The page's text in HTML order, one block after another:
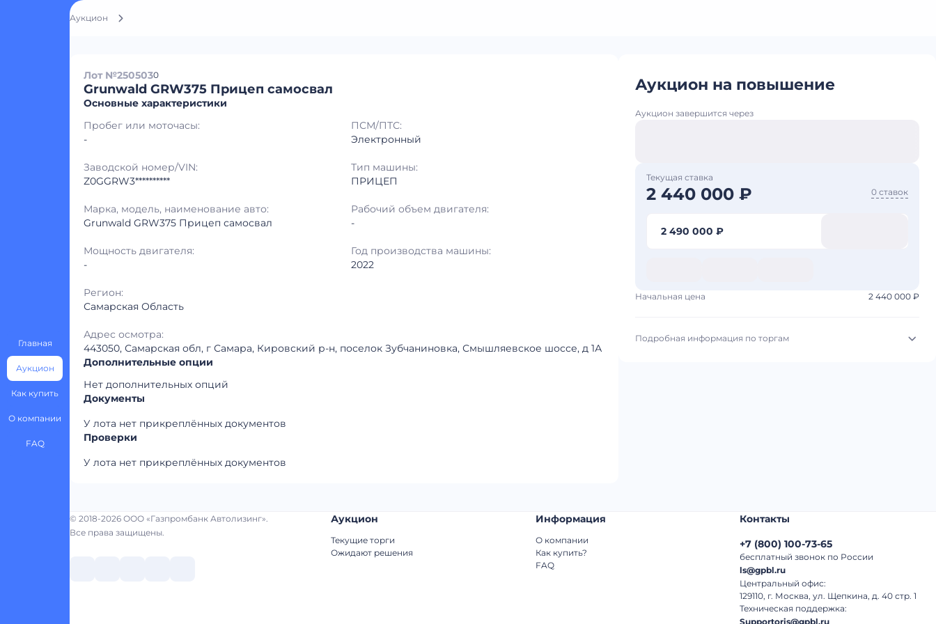
Главная
Аукцион
Как купить
О компании
FAQ
Аукцион
Лот №2505030
Grunwald GRW375 Прицеп самосвал
Основные характеристики
Пробег или моточасы:
-
ПСМ/ПТС:
Электронный
Заводской номер/VIN:
Z0GGRW3**********
Тип машины:
ПРИЦЕП
Марка, модель, наименование авто:
Grunwald GRW375 Прицеп самосвал
Рабочий объем двигателя:
-
Мощность двигателя:
-
Год производства машины:
2022
Регион:
Самарская Область
Адрес осмотра:
443050, Самарская обл, г Самара, Кировский р-н, поселок Зубчаниновка, Смышляевское шоссе, д 1А
Дополнительные опции
Нет дополнительных опций
Документы
У лота нет прикреплённых документов
Проверки
У лота нет прикреплённых документов
Аукцион на повышение
Аукцион завершится через
Текущая ставка
2 440 000 ₽ 0 ставок
2 490 000 ₽
Начальная цена 2 440 000 ₽
Подробная информация по торгам
-
Самарская Область
© 2018-2026 ООО «Газпромбанк Автолизинг».
Все права защищены.
Аукцион
Текущие торги
Ожидают решения
Информация
О компании
Как купить?
FAQ
Контакты
+7 (800) 100-73-65
бесплатный звонок по России
ls@gpbl.ru
Центральный офис:
129110, г. Москва, ул. Щепкина, д. 40 стр. 1
Техническая поддержка:
Supportoris@gpbl.ru